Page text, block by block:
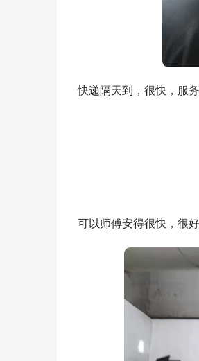
快递隔天到，很快，服
可以师傅安得很快，很